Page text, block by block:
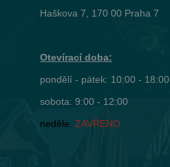
Haškova 7, 170 00 Praha 7
Otevírací doba:
pondělí - pátek: 10:00 - 18:00
sobota: 9:00 - 12:00
neděle: ZAVŘENO